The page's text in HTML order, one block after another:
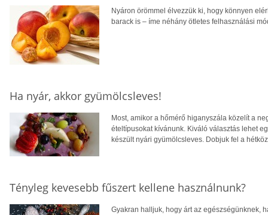
Nyáron örömmel élvezzük ki, hogy könnyen
barack is – íme néhány ötletes felhasználási
Ha nyár, akkor gyümölcsleves!
Most, amikor a hőmérő higanyszála közelít a
ételtípusokat kívánunk. Kiváló választás lehet
készült nyári gyümölcsleves. Dobjuk fel a
Tényleg kevesebb fűszert kellene használnunk?
Gyakran halljuk, hogy árt az egészségünknek,